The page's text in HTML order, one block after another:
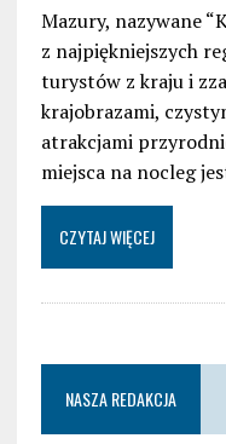
Mazury, nazywane
z najpiękniejszych
turystów z kraju i
krajobrazami,
atrakcjami
miejsca na nocleg
CZYTAJ WIĘCEJ
NASZA REDAKCJA